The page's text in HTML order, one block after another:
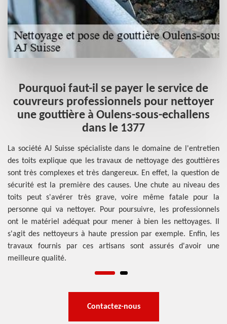
Pourquoi faut-il se payer le service de
couvreurs professionnels pour nettoyer
une gouttière à Oulens-sous-echallens
dans le 1377
La société AJ Suisse spécialiste dans le domaine de l'entretien
des toits explique que les travaux de nettoyage des gouttières
sont très complexes et très dangereux. En effet, la question de
sécurité est la première des causes. Une chute au niveau des
toits peut s'avérer très grave, voire même fatale pour la
personne qui va nettoyer. Pour poursuivre, les professionnels
ont le matériel adéquat pour mener à bien les nettoyages. Il
s'agit des nettoyeurs à haute pression par exemple. Enfin, les
travaux fournis par ces artisans sont assurés d'avoir une
meilleure qualité.
Contactez-nous